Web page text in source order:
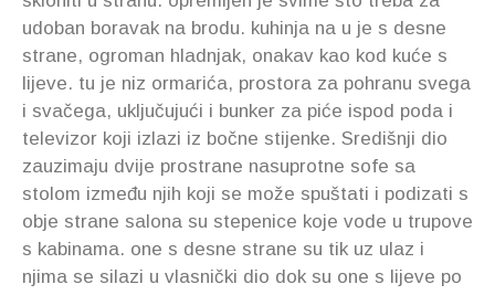
udoban boravak na brodu. kuhinja na u je s desne
strane, ogroman hladnjak, onakav kao kod kuće s
lijeve. tu je niz ormarića, prostora za pohranu svega
i svačega, uključujući i bunker za piće ispod poda i
televizor koji izlazi iz bočne stijenke. Središnji dio
zauzimaju dvije prostrane nasuprotne sofe sa
stolom između njih koji se može spuštati i podizati s
obje strane salona su stepenice koje vode u trupove
s kabinama. one s desne strane su tik uz ulaz i
njima se silazi u vlasnički dio dok su one s lijeve po